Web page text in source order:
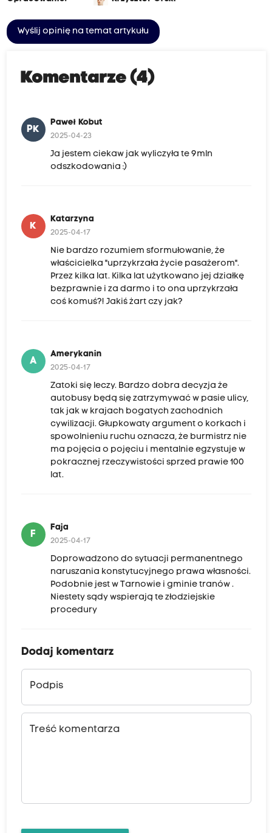
Wyślij opinię na temat artykułu
Komentarze (4)
PK
Paweł Kobut
2025-04-23
Ja jestem ciekaw jak wyliczyła te 9mln
odszkodowania :)
K
Katarzyna
2025-04-17
Nie bardzo rozumiem sformułowanie, że
właścicielka "uprzykrzała życie pasażerom".
Przez kilka lat. Kilka lat użytkowano jej działkę
bezprawnie i za darmo i to ona uprzykrzała
coś komuś?! Jakiś żart czy jak?
A
Amerykanin
2025-04-17
Zatoki się leczy. Bardzo dobra decyzja że
autobusy będą się zatrzymywać w pasie ulicy,
tak jak w krajach bogatych zachodnich
cywilizacji. Głupkowaty argument o korkach i
spowolnieniu ruchu oznacza, że burmistrz nie
ma pojęcia o pojęciu i mentalnie egzystuje w
pokracznej rzeczywistości sprzed prawie 100
lat.
F
Faja
2025-04-17
Doprowadzono do sytuacji permanentnego
naruszania konstytucyjnego prawa własności.
Podobnie jest w Tarnowie i gminie tranów .
Niestety sądy wspierają te złodziejskie
procedury
Dodaj komentarz
Podpis
Treść komentarza